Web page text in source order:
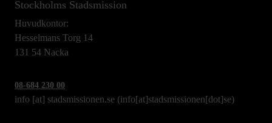
Stockholms Stadsmission
Huvudkontor:
Hesselmans Torg 14
131 54 Nacka
08-684 230 00
info [at] stadsmissionen.se (info[at]stadsmissionen[dot]se)